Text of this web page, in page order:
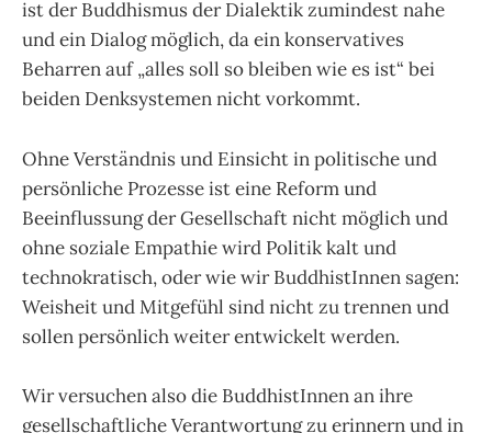
ist der Buddhismus der Dialektik zumindest nahe
und ein Dialog möglich, da ein konservatives
Beharren auf „alles soll so bleiben wie es ist“ bei
beiden Denksystemen nicht vorkommt.
Ohne Verständnis und Einsicht in politische und
persönliche Prozesse ist eine Reform und
Beeinflussung der Gesellschaft nicht möglich und
ohne soziale Empathie wird Politik kalt und
technokratisch, oder wie wir BuddhistInnen sagen:
Weisheit und Mitgefühl sind nicht zu trennen und
sollen persönlich weiter entwickelt werden.
Wir versuchen also die BuddhistInnen an ihre
gesellschaftliche Verantwortung zu erinnern und in